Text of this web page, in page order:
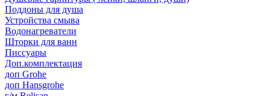
Поддоны для душа
Устройства смыва
Водонагреватели
Шторки для ванн
Писсуары
Доп.комплектация
доп Grohe
доп Hansgrohe